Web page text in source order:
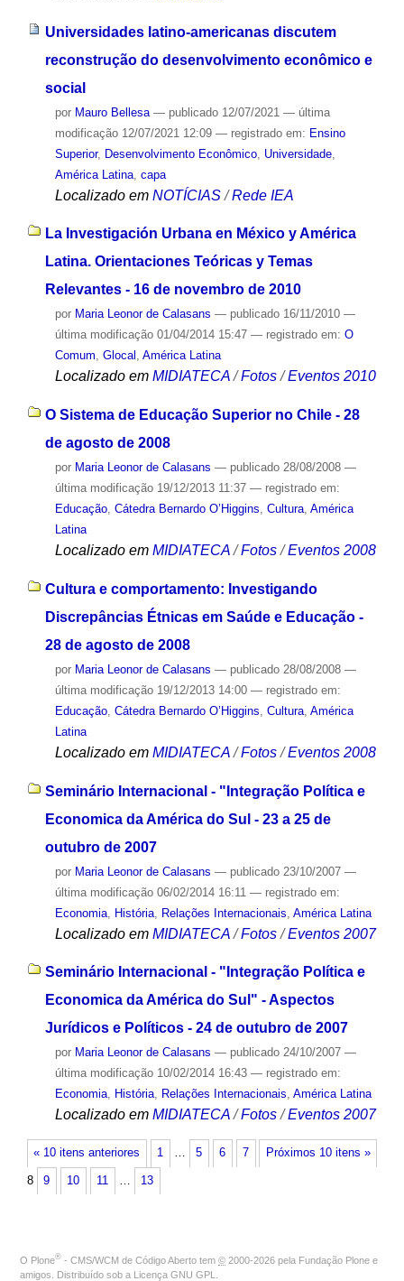
Universidades latino-americanas discutem
reconstrução do desenvolvimento econômico e
social
por Mauro Bellesa — publicado12/07/2021 — última
modificação12/07/2021 12:09 — registrado em: Ensino
Superior, Desenvolvimento Econômico, Universidade,
América Latina, capa
Localizado em NOTÍCIAS /Rede IEA
La Investigación Urbana en México y América
Latina. Orientaciones Teóricas y Temas
Relevantes - 16 de novembro de 2010
por Maria Leonor de Calasans — publicado16/11/2010 —
última modificação01/04/2014 15:47 — registrado em: O
Comum, Glocal , América Latina
Localizado em MIDIATECA /Fotos /Eventos 2010
O Sistema de Educação Superior no Chile - 28
de agosto de 2008
por Maria Leonor de Calasans — publicado28/08/2008 —
última modificação19/12/2013 11:37 — registrado em:
Educação, Cátedra Bernardo O’Higgins, Cultura, América
Latina
Localizado em MIDIATECA /Fotos /Eventos 2008
Cultura e comportamento: Investigando
Discrepâncias Étnicas em Saúde e Educação -
28 de agosto de 2008
por Maria Leonor de Calasans — publicado28/08/2008 —
última modificação19/12/2013 14:00 — registrado em:
Educação, Cátedra Bernardo O’Higgins Cultura, América
Latina
Localizado em MIDIATECA /Fotos /Eventos 2008
Seminário Internacional - "Integração Política e
Economica da América do Sul - 23 a 25 de
outubro de 2007
por Maria Leonor de Calasans — publicado23/10/2007 —
última modificação06/02/2014 16:11 — registrado em:
Economia, História, Relações Internacionais América Latina
Localizado em MIDIATECA /Fotos /Eventos 2007
Seminário Internacional - "Integração Política e
Economica da América do Sul" - Aspectos
Jurídicos e Políticos - 24 de outubro de 2007
por Maria Leonor de Calasans — publicado24/10/2007 —
última modificação10/02/2014 16:43 — registrado em:
Economia, História, Relações Internacionais, América Latina
Localizado em MIDIATECA /Fotos /Eventos 2007
« 10 itens anteriores Próximos 10 itens »
1 … 5 6 7
8 9 10 11 … 13
O Plone® - CMS/WCM de Código Aberto tem © 2000-2026 pela Fundação Plone e
amigos. Distribuído sob a Licença GNU GPL